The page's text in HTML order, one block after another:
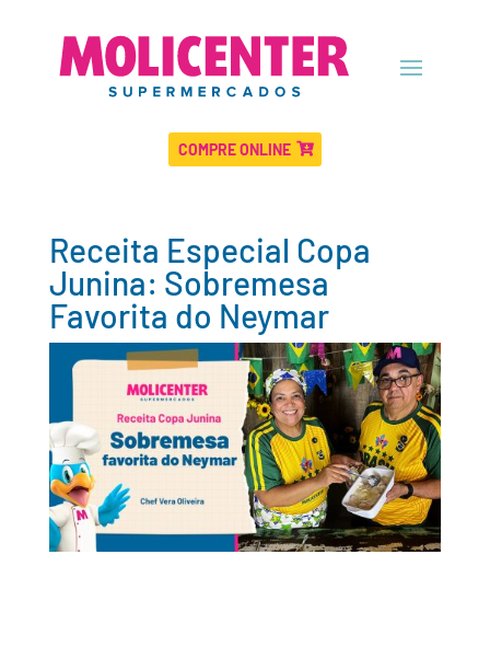
COMPRE ONLINE
Receita Especial Copa
Junina: Sobremesa
Favorita do Neymar